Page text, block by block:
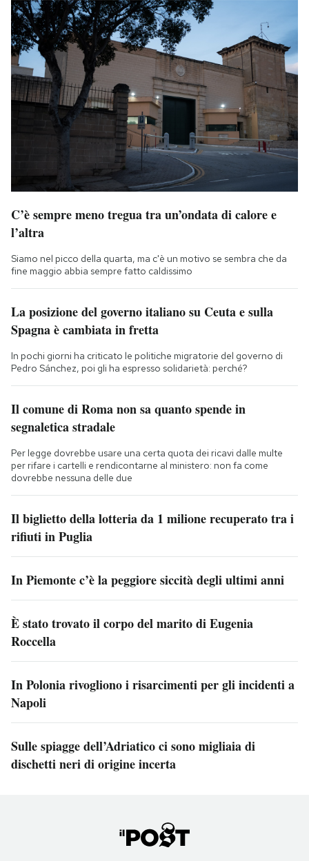
C’è sempre meno tregua tra un’ondata di calore e
l’altra
Siamo nel picco della quarta, ma c'è un motivo se sembra che da
fine maggio abbia sempre fatto caldissimo
La posizione del governo italiano su Ceuta e sulla
Spagna è cambiata in fretta
In pochi giorni ha criticato le politiche migratorie del governo di
Pedro Sánchez, poi gli ha espresso solidarietà: perché?
Il comune di Roma non sa quanto spende in
segnaletica stradale
Per legge dovrebbe usare una certa quota dei ricavi dalle multe
per rifare i cartelli e rendicontarne al ministero: non fa come
dovrebbe nessuna delle due
Il biglietto della lotteria da 1 milione recuperato tra i
rifiuti in Puglia
In Piemonte c’è la peggiore siccità degli ultimi anni
È stato trovato il corpo del marito di Eugenia
Roccella
In Polonia rivogliono i risarcimenti per gli incidenti a
Napoli
Sulle spiagge dell’Adriatico ci sono migliaia di
dischetti neri di origine incerta